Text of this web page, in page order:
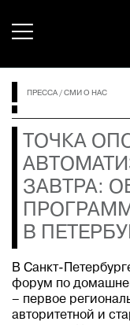
ПРЕССА / СМИ О НАС
ТОЧКА
ЗАВТРА:
В
В Санкт-
форум по
– первое
авторитетной и